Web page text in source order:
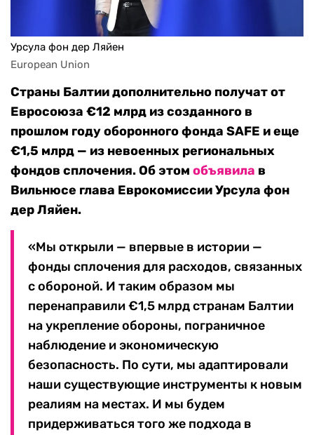
Урсула фон дер Ляйен
European Union
Страны Балтии дополнительно получат от
Евросоюза €12 млрд из созданного в
прошлом году оборонного фонда SAFE и еще
€1,5 млрд — из невоенных региональных
фондов сплочения. Об этом объявила в
Вильнюсе глава Еврокомиссии Урсула фон
дер Ляйен.
«Мы открыли — впервые в истории —
фонды сплочения для расходов, связанных
с обороной. И таким образом мы
перенаправили €1,5 млрд странам Балтии
на укрепление обороны, пограничное
наблюдение и экономическую
безопасность. По сути, мы адаптировали
наши существующие инструменты к новым
реалиям на местах. И мы будем
придерживаться того же подхода в